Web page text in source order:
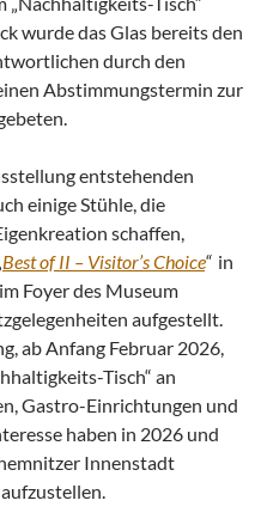
wurde das Glas bereits den
durch den
Abstimmungstermin zur
entstehenden
einige Stühle, die
schaffen,
Best of II – Visitor’s Choice“in
Foyer des Museum
aufgestellt.
ab Anfang Februar 2026,
Tisch“ an
Gastro-Einrichtungen und
haben in 2026 und
Innenstadt